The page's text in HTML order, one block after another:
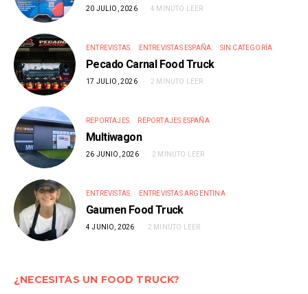
20 JULIO, 2026 4 MINUTO LEER
ENTREVISTAS ENTREVISTAS ESPAÑA SIN CATEGORÍA
Pecado Carnal Food Truck
17 JULIO, 2026 2 MINUTO LEER
REPORTAJES REPORTAJES ESPAÑA
Multiwagon
26 JUNIO, 2026 2 MINUTO LEER
ENTREVISTAS ENTREVISTAS ARGENTINA
Gaumen Food Truck
4 JUNIO, 2026 2 MINUTO LEER
¿NECESITAS UN FOOD TRUCK?